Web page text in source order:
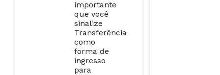
importante
que você
sinalize
Transferência
como
forma de
ingresso
para